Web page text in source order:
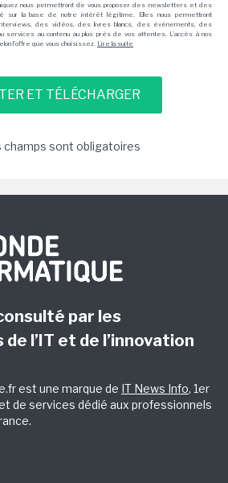
nous permettront de vous proposer des newsletters et des
sur la base de notre intérêt légitime. Elles nous permettront
des vidéos, des livres blancs, des événements, des
services au contenu au plus près de vos attentes. L'accès à nos
l'offre que vous choisissez. Lire la suite
champs sont obligatoires
par les
l’IT et de l’innovation
est une marque de IT News Info, 1er
de services dédié aux professionnels